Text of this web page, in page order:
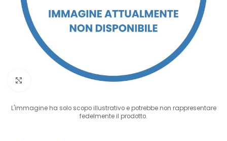
Clicca per ingrandire
L'immagine ha solo scopo illustrativo e potrebbe non rappresentare
fedelmente il prodotto.